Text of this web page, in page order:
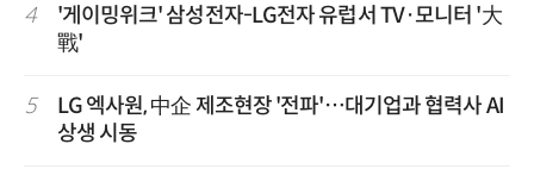
4
'게이밍위크' 삼성전자-LG전자 유럽서 TV·모니터 '大
戰'
5
LG 엑사원, 中企 제조현장 '전파'…대기업과 협력사 AI
상생 시동